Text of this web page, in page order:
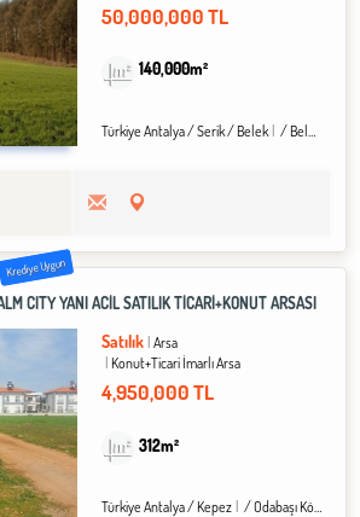
50,000,000 TL
140,000m²
Türkiye Antalya / Serik/ Belek / Belek Bld.
Krediye Uygun
CITY YANI ACİL SATILIK TİCARİ+KONUT ARSASI
Satılık Arsa
Konut+Ticari İmarlı Arsa
4,950,000 TL
312m²
Türkiye Antalya / Kepez / Odabaşı Köyü